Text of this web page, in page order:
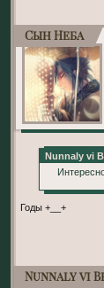
Сын Неба
Nunnaly vi
Годы +__+
Nunnaly vi